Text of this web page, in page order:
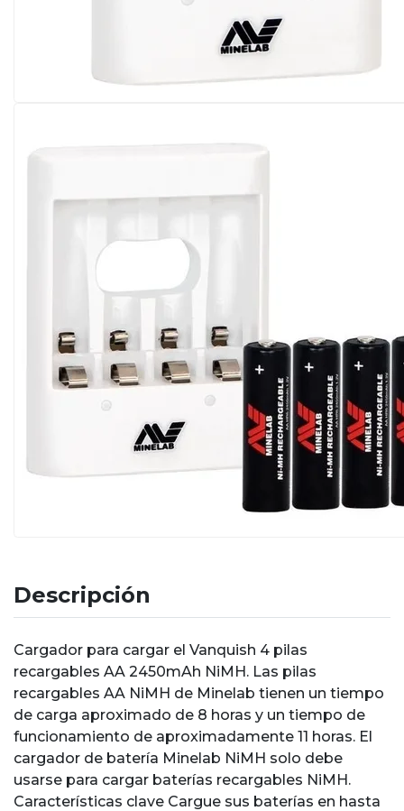
Descripción
Cargador para cargar el Vanquish 4 pilas
recargables AA 2450mAh NiMH. Las pilas
recargables AA NiMH de Minelab tienen un tiempo
de carga aproximado de 8 horas y un tiempo de
funcionamiento de aproximadamente 11 horas. El
cargador de batería Minelab NiMH solo debe
usarse para cargar baterías recargables NiMH.
Características clave Cargue sus baterías en hasta